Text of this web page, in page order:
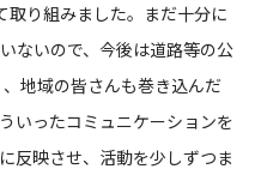
取り組みました。まだ十分に
ないので、今後は道路等の公
地域の皆さんも巻き込んだ
いったコミュニケーションを
反映させ、活動を少しずつま